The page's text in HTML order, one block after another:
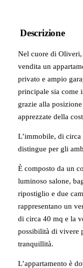
Descrizione
Nel cuore di
vendita un
privato e ampio
principale sia come
grazie alla
apprezzate della
L’immobile, di circa
distingue per gli
È composto da un
luminoso salone,
ripostiglio e due
rappresentano un
di circa 40 mq e la
possibilità di vivere
tranquillità.
L’appartamento è